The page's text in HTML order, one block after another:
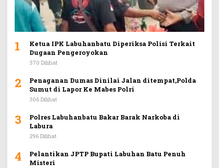
1
Ketua IPK Labuhanbatu Diperiksa Polisi Terkait
Dugaan Pengeroyokan
370 Dilihat
2
Penaganan Dumas Dinilai Jalan ditempat,Polda
Sumut di Lapor Ke Mabes Polri
306 Dilihat
3
Polres Labuhanbatu Bakar Barak Narkoba di
Labura
296 Dilihat
4
Pelantikan JPTP Bupati Labuhan Batu Penuh
Misteri